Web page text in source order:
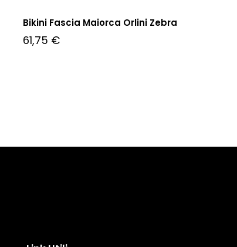
Bikini Fascia Maiorca Orlini Zebra
61,75 €